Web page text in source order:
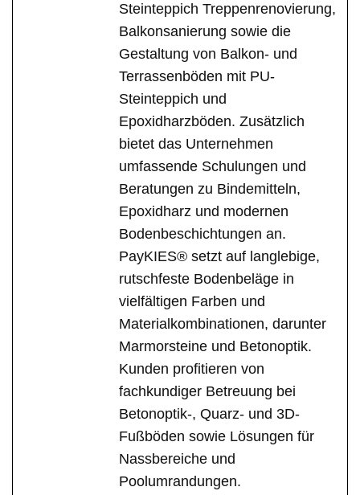
Steinteppich Treppenrenovierung,
Balkonsanierung sowie die
Gestaltung von Balkon- und
Terrassenböden mit PU-
Steinteppich und
Epoxidharzböden. Zusätzlich
bietet das Unternehmen
umfassende Schulungen und
Beratungen zu Bindemitteln,
Epoxidharz und modernen
Bodenbeschichtungen an.
PayKIES® setzt auf langlebige,
rutschfeste Bodenbeläge in
vielfältigen Farben und
Materialkombinationen, darunter
Marmorsteine und Betonoptik.
Kunden profitieren von
fachkundiger Betreuung bei
Betonoptik-, Quarz- und 3D-
Fußböden sowie Lösungen für
Nassbereiche und
Poolumrandungen.